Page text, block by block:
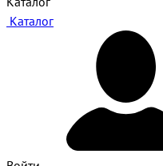
Каталог